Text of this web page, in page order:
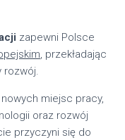
zapewni Polsce
, przekładając
rozwój.
miejsc pracy,
oraz rozwój
przyczyni się do